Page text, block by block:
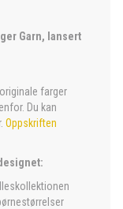
Garn, lansert
farger
Du kan
Oppskriften